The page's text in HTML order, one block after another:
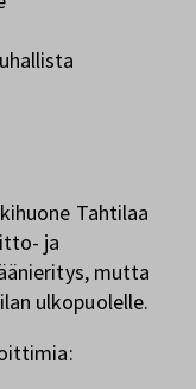
Tahtilaa
ja
mutta
ulkopuolelle.